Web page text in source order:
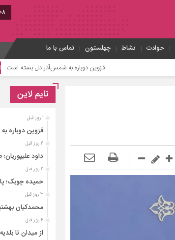
حوادث نشاط چهلستون تماس با ما
قزوین دوباره به شمس‌آذر دل بسته است
تایم لاین
1 روز قبل
قزوین دوباره
2 روز قبل
داود
2 روز قبل
حمیده چوبک؛
3 روز قبل
محمدکیان
4 روز قبل
از میدان تا بلدیه